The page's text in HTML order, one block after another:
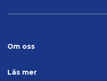
Om oss
Läs mer